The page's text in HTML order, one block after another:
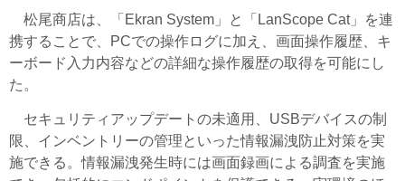
松尾商店は、「Ekran System」と「LanScope Cat」を連
携することで、PCでの操作ログに加え、画面操作履歴、キ
ーボード入力内容などの詳細な操作履歴の取得を可能にし
た。
セキュリティアップデートの未適用、USBデバイスの制
限、インベントリーの管理といった情報漏洩防止対策を実
施できる。情報漏洩発生時には画面録画による調査を実施